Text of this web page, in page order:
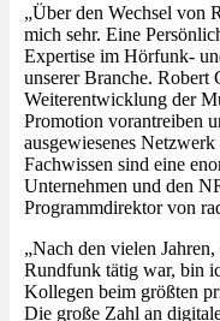
„Über den Wechsel von
mich sehr. Eine
Expertise im Hörfunk-
unserer Branche. Robert
Weiterentwicklung der
Promotion vorantreiben
ausgewiesenes
Fachwissen sind eine
Unternehmen und den
Programmdirektor von
„Nach den vielen
Rundfunk tätig war, bin
Kollegen beim größten
Die große Zahl an